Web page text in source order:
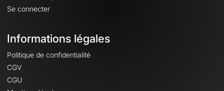
Se connecter
Informations légales
Politique de confidentialité
CGV
CGU